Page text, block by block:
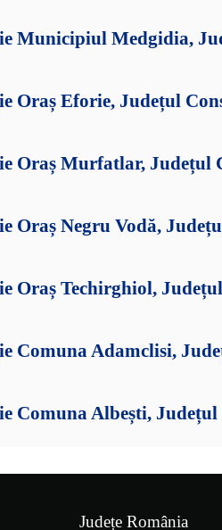
Municipiul Medgidia,
Oraș Eforie, Județul
Oraș Murfatlar, Județul
Oraș Negru Vodă,
Oraș Techirghiol,
Comuna Adamclisi,
Comuna Albești,
Județe România